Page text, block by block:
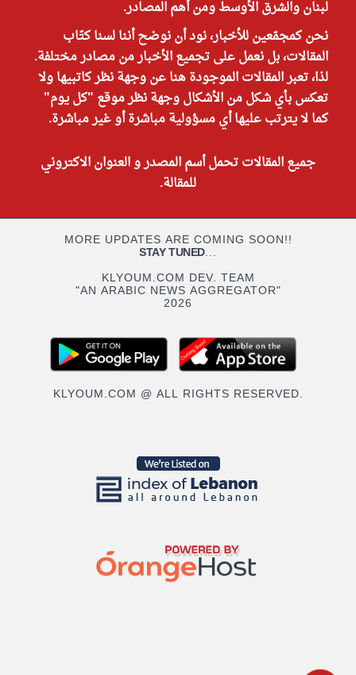
لبنان والشرق الأوسط ومن أهم المصادر.
نحن كمجمّعين للأخبار، نود أن نوضح أننا لسنا كتّاب
المقالات، بل نعمل على تجميع الأخبار من مصادر مختلفة.
لذا، تعبر المقالات الموجودة هنا عن وجهة نظر كاتبيها ولا
تعكس بأي شكل من الأشكال وجهة نظر موقع "كل يوم"
كما لا يترتب عليها أي مسؤولية مباشرة أو غير مباشرة.
جميع المقالات تحمل أسم المصدر و العنوان الاكتروني
للمقالة.
MORE UPDATES ARE COMING SOON!!
STAY TUNED...
KLYOUM.COM DEV. TEAM
"AN ARABIC NEWS AGGREGATOR"
2026
KLYOUM.COM @ ALL RIGHTS RESERVED.